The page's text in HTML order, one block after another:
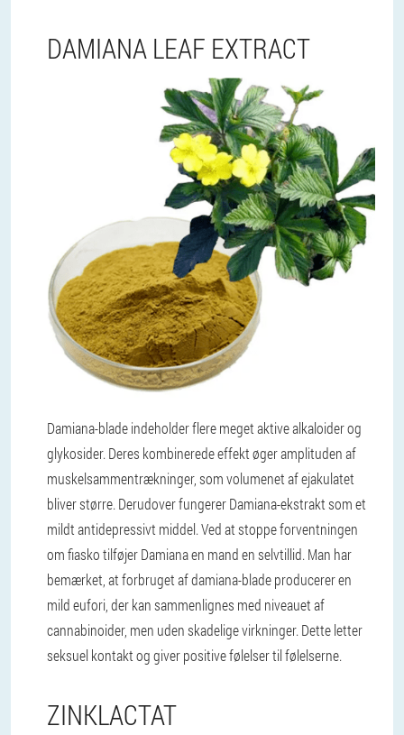
DAMIANA LEAF EXTRACT
Damiana-blade indeholder flere meget aktive alkaloider og
glykosider. Deres kombinerede effekt øger amplituden af ​​
muskelsammentrækninger, som volumenet af ejakulatet
bliver større. Derudover fungerer Damiana-ekstrakt som et
mildt antidepressivt middel. Ved at stoppe forventningen
om fiasko tilføjer Damiana en mand en selvtillid. Man har
bemærket, at forbruget af damiana-blade producerer en
mild eufori, der kan sammenlignes med niveauet af
cannabinoider, men uden skadelige virkninger. Dette letter
seksuel kontakt og giver positive følelser til følelserne.
ZINKLACTAT